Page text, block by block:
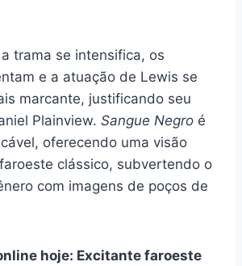
trama se intensifica, os
e a atuação de Lewis se
marcante, justificando seu
Plainview. Sangue Negro é
oferecendo uma visão
clássico, subvertendo o
com imagens de poços de
hoje: Excitante faroeste